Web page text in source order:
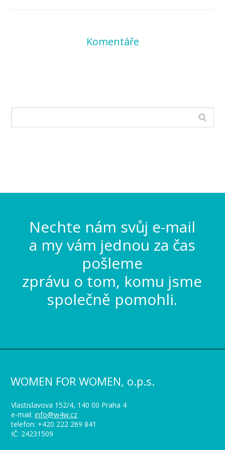
Komentáře
Nechte nám svůj e-mail
a my vám jednou za čas
pošleme
zprávu o tom, komu jsme
společně pomohli.
WOMEN FOR WOMEN, o.p.s.
Vlastislavova 152/4, 140 00 Praha 4
e-mail: info@w4w.cz
telefon: +420 222 269 841
IČ: 24231509